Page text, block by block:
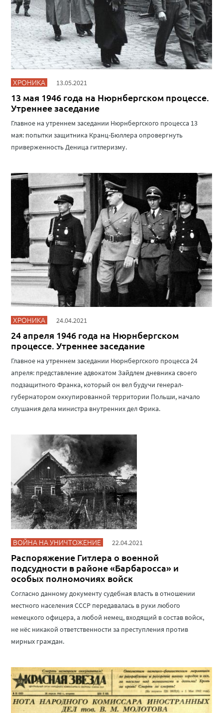
ХРОНИКА 13.05.2021
13 мая 1946 года на Нюрнбергском процессе.
Утреннее заседание
Главное на утреннем заседании Нюрнбергского процесса 13
мая: попытки защитника Кранц-Бюллера опровергнуть
приверженность Деница гитлеризму.
ХРОНИКА 24.04.2021
24 апреля 1946 года на Нюрнбергском
процессе. Утреннее заседание
Главное на утреннем заседании Нюрнбергского процесса 24
апреля: представление адвокатом Зайдлем дневника своего
подзащитного Франка, который он вел будучи генерал-
губернатором оккупированной территории Польши, начало
слушания дела министра внутренних дел Фрика.
ВОЙНА НА УНИЧТОЖЕНИЕ 22.04.2021
Распоряжение Гитлера о военной
подсудности в районе «Барбаросса» и
особых полномочиях войск
Согласно данному документу судебная власть в отношении
местного населения СССР передавалась в руки любого
немецкого офицера, а любой немец, входящий в состав войск,
не нёс никакой ответственности за преступления против
мирных граждан.